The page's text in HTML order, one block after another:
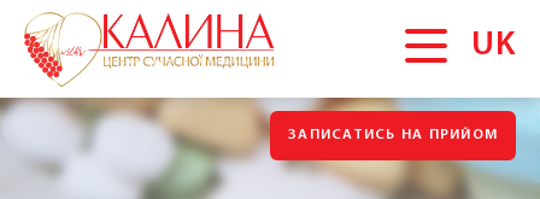
ЗАПИСАТИСЬ НА ПРИЙОМ
ГОЛОВНА
Про нас
UK